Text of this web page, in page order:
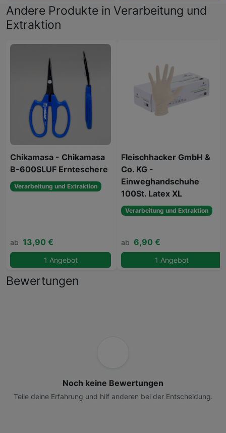
Andere Produkte in Verarbeitung und
Extraktion
Chikamasa - Chikamasa
B-600SLUF Ernteschere
Verarbeitung und Extraktion
ab 13,90 €
1 Angebot
Fleischhacker GmbH &
Co. KG -
Einweghandschuhe
100St. Latex XL
Verarbeitung und Extraktion
ab 6,90 €
1 Angebot
Bewertungen
Noch keine Bewertungen
Teile deine Erfahrung und hilf anderen bei der Entscheidung.